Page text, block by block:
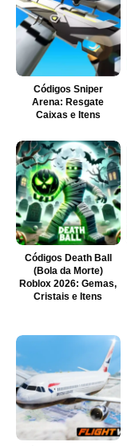
Códigos Sniper
Arena: Resgate
Caixas e Itens
Códigos Death Ball
(Bola da Morte)
Roblox 2026: Gemas,
Cristais e Itens